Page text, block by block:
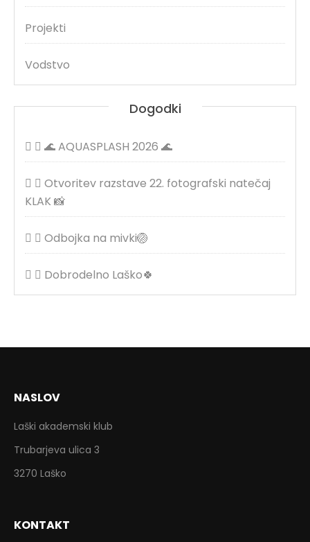
Projekti
Vodstvo
Dogodki
🌊 AQUASPLASH 2026 🌊
Otvoritev razstave 22. fotografski natečaj
KLAK 📸
Odbojka na mivki🏐
Dobrodelno Laško🍀
NASLOV
Laški akademski klub
Trubarjeva ulica 3
3270 Laško
KONTAKT